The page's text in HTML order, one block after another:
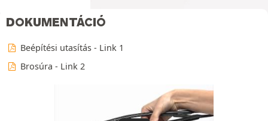
DOKUMENTÁCIÓ
Beépítési utasítás - Link 1
Brosúra - Link 2